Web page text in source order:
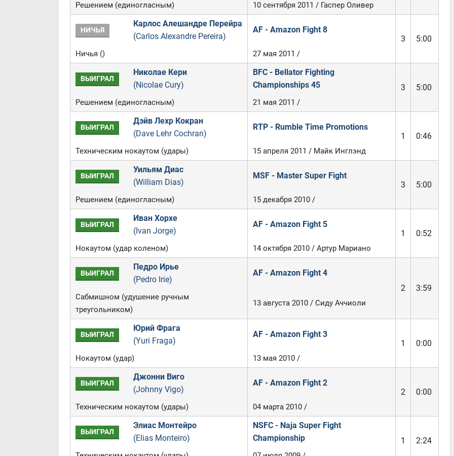
Решением (единогласным) 10 сентября 2011 / Гаспер Оливер
НИЧЬЯ
Карлос Алешандре Перейра
(Carlos Alexandre Pereira)
AF - Amazon Fight 8
3
5:00
Ничья () 27 мая 2011 /
ВЫИГРАЛ
Николае Кери
(Nicolae Cury)
BFC - Bellator Fighting
Championships 45
3 5:00
Решением (единогласным) 21 мая 2011 /
ВЫИГРАЛ
Дэйв Лехр Кокран
(Dave Lehr Cochran)
RTP - Rumble Time Promotions
1
0:46
Техническим нокаутом (удары) 15 апреля 2011 / Майк Инглэнд
ВЫИГРАЛ
Уильям Диас
(William Dias)
MSF - Master Super Fight
3
5:00
Решением (единогласным) 15 декабря 2010 /
ВЫИГРАЛ
Иван Хорхе
(Ivan Jorge)
AF - Amazon Fight 5
1
0:52
Нокаутом (удар коленом) 14 октября 2010 / Артур Мариано
ВЫИГРАЛ
Педро Ирье
(Pedro Irie)
AF - Amazon Fight 4
2
3:59
Сабмишном (удушение ручным
треугольником)
13 августа 2010 / Сиду Аччиоли
ВЫИГРАЛ
Юрий Фрага
(Yuri Fraga)
AF - Amazon Fight 3
1
0:00
Нокаутом (удар) 13 мая 2010 /
ВЫИГРАЛ
Джонни Виго
(Johnny Vigo)
AF - Amazon Fight 2
2
0:00
Техническим нокаутом (удары) 04 марта 2010 /
ВЫИГРАЛ
Элиас Монтейро
(Elias Monteiro)
NSFC - Naja Super Fight
Championship
1 2:24